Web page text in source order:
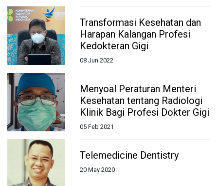
Transformasi Kesehatan dan
Harapan Kalangan Profesi
Kedokteran Gigi
Menyoal Peraturan Menteri
Kesehatan tentang Radiologi
Klinik Bagi Profesi Dokter Gigi
Telemedicine Dentistry